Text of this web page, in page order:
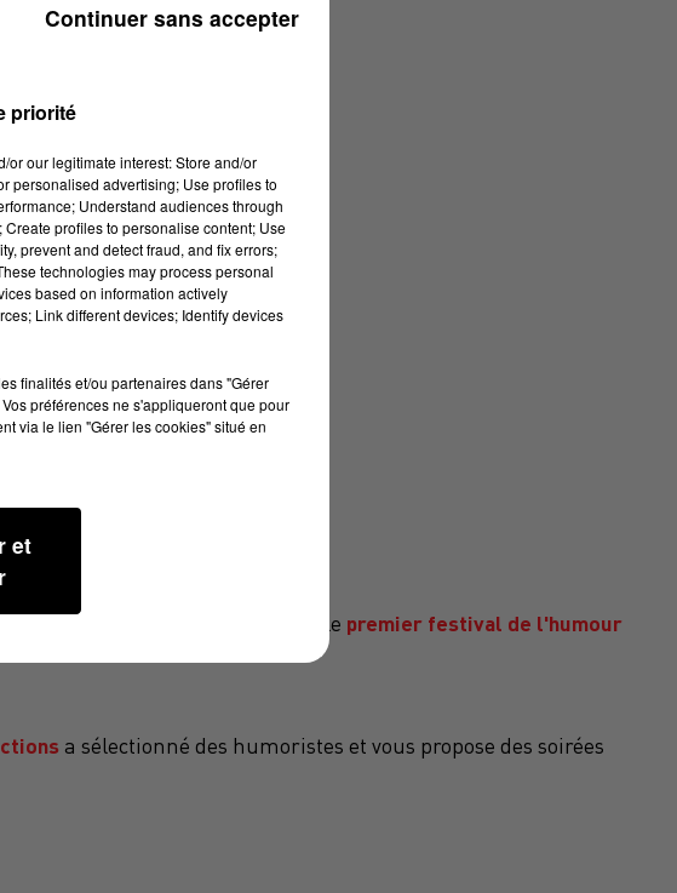
24
Prades , un vrai casse-texte pour le premier festival de l'humour
a sélectionné des humoristes et vous propose des soirées
priorité
our legitimate interest: Store and/or
personalised advertising; Use profiles to
Understand audiences through
profiles to personalise content; Use
prevent and detect fraud, and fix errors;
technologies may process personal
based on information actively
Link different devices; Identify devices
finalités et/ou partenaires dans "Gérer
préférences ne s'appliqueront que pour
via le lien "Gérer les cookies" situé en
et
Continuer sans accepter